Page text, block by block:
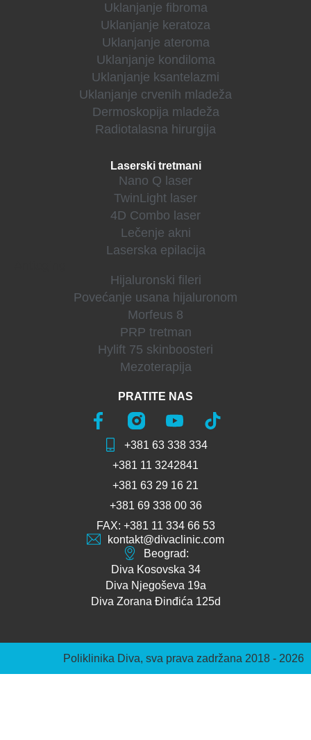
Uklanjanje fibroma
Uklanjanje keratoza
Uklanjanje ateroma
Uklanjanje kondiloma
Uklanjanje ksantelazmi
Uklanjanje crvenih mladeža
Dermoskopija mladeža
Radiotalasna hirurgija
Laserski tretmani
Nano Q laser
TwinLight laser
4D Combo laser
Lečenje akni
Laserska epilacija
Hijaluronski fileri
Povećanje usana hijaluronom
Morfeus 8
PRP tretman
Hylift 75 skinboosteri
Mezoterapija
PRATITE NAS
+381 63 338 334
+381 11 3242841
+381 63 29 16 21
+381 69 338 00 36
FAX: +381 11 334 66 53
kontakt@divaclinic.com
Beograd:
Diva Kosovska 34
Diva Njegoševa 19a
Diva Zorana Đinđića 125d
Poliklinika Diva, sva prava zadržana 2018 - 2026